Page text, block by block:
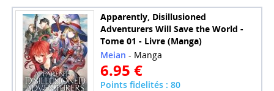
Apparently, Disillusioned
Adventurers Will Save the World -
Tome 01 - Livre (Manga)
Meian - Manga
6.95 €
Points fidelités : 80